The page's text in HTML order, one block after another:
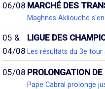
06/08 MARCHÉ DES
Maghnes Akliouche
05 &
04/08
LIGUE DES
Les résultats du 3e tour
05/08 PROLONGATION
Pape Cabral prolonge